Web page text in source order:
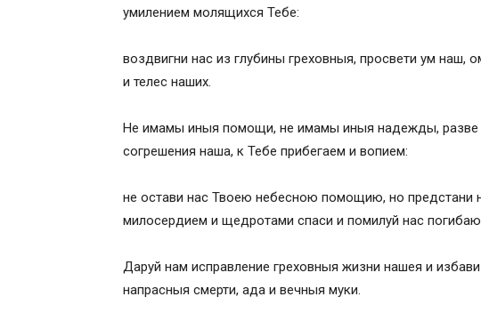
Кондак 12
Кондак 13
Мо­ли́т­ва пер­вая
Мо­ли́т­ва тре­тья
Кондак 1
Кондак 2
Икос 2
Икос 3
Кондак 4
умилением молящихся Тебе:
воздвигни нас из глубины греховныя, просвети ум наш,
и телес наших.
Не имамы иныя помощи, не имамы иныя надежды, разве
согрешения наша, к Тебе прибегаем и вопием:
не остави нас Твоею небесною помощию, но предстани
милосердием и щедротами спаси и помилуй нас
Даруй нам исправление греховныя жизни нашея и
напрасныя смерти, ада и вечныя муки.